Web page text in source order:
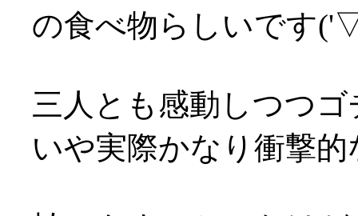
の食べ物らしいです
三人とも感動しつつ
いや実際かなり衝撃